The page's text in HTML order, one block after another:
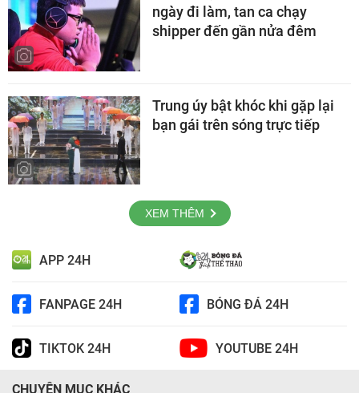
ngày đi làm, tan ca chạy
shipper đến gần nửa đêm
Trung úy bật khóc khi gặp lại
bạn gái trên sóng trực tiếp
XEM THÊM
APP 24H
FANPAGE 24H BÓNG ĐÁ 24H
TIKTOK 24H YOUTUBE 24H
CHUYÊN MỤC KHÁC